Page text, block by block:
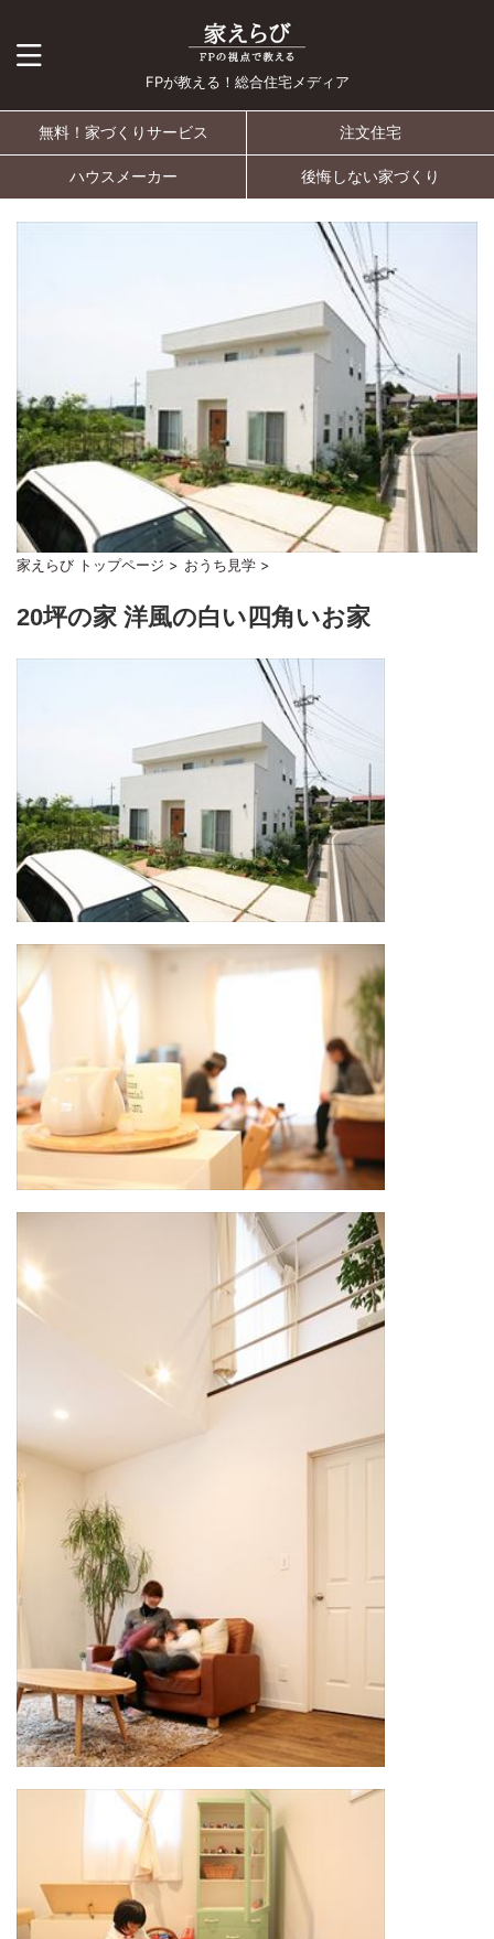
FPが教える！総合住宅メディア
無料！家づくりサービス 注文住宅
ハウスメーカー 後悔しない家づくり
家えらび トップページ > おうち見学 >
20坪の家 洋風の白い四角いお家